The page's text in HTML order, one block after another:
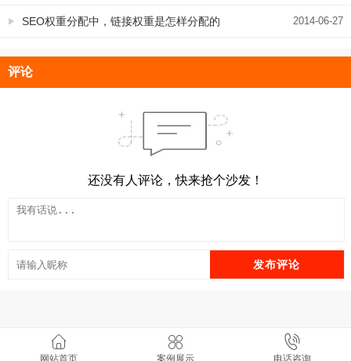
出来了 2014-06-27
SEO权重分配中，链接权重是怎样分配的
评论
还没有人评论，快来抢个沙发！
发布评论
野狼SEO团队.郑州SEO 版权所有 v8.11.7
网站首页
案例展示 电话咨询